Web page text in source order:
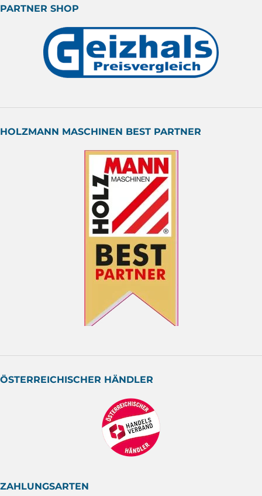
PARTNER SHOP
HOLZMANN MASCHINEN BEST PARTNER
ÖSTERREICHISCHER HÄNDLER
ZAHLUNGSARTEN